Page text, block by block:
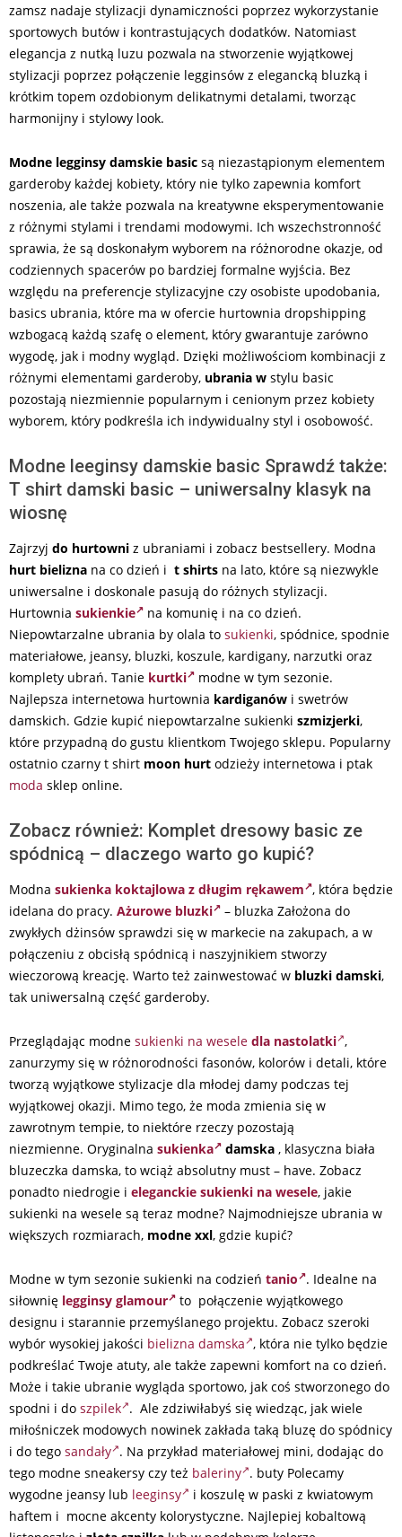
zamsz nadaje stylizacji dynamiczności poprzez wykorzystanie
sportowych butów i kontrastujących dodatków. Natomiast
elegancja z nutką luzu pozwala na stworzenie wyjątkowej
stylizacji poprzez połączenie legginsów z elegancką bluzką i
krótkim topem ozdobionym delikatnymi detalami, tworząc
harmonijny i stylowy look.
Modne legginsy damskie basic są niezastąpionym elementem
garderoby każdej kobiety, który nie tylko zapewnia komfort
noszenia, ale także pozwala na kreatywne eksperymentowanie
z różnymi stylami i trendami modowymi. Ich wszechstronność
sprawia, że są doskonałym wyborem na różnorodne okazje, od
codziennych spacerów po bardziej formalne wyjścia. Bez
względu na preferencje stylizacyjne czy osobiste upodobania,
basics ubrania, które ma w ofercie hurtownia dropshipping
wzbogacą każdą szafę o element, który gwarantuje zarówno
wygodę, jak i modny wygląd. Dzięki możliwościom kombinacji z
różnymi elementami garderoby, ubrania w stylu basic
pozostają niezmiennie popularnym i cenionym przez kobiety
wyborem, który podkreśla ich indywidualny styl i osobowość.
Modne leeginsy damskie basic Sprawdź także:
T shirt damski basic – uniwersalny klasyk na
wiosnę
Zajrzyj do hurtowni z ubraniami i zobacz bestsellery. Modna
hurt bielizna na co dzień i t shirts na lato, które są niezwykle
uniwersalne i doskonale pasują do różnych stylizacji.
Hurtownia sukienkie
na komunię i na co dzień.
Niepowtarzalne ubrania by olala to sukienki, spódnice, spodnie
materiałowe, jeansy, bluzki, koszule, kardigany, narzutki oraz
komplety ubrań. Tanie kurtki
modne w tym sezonie.
Najlepsza internetowa hurtownia kardiganów i swetrów
damskich. Gdzie kupić niepowtarzalne sukienki szmizjerki,
które przypadną do gustu klientkom Twojego sklepu. Popularny
ostatnio czarny t shirt moon hurt odzieży internetowa i ptak
moda sklep online.
Zobacz również: Komplet dresowy basic ze
spódnicą – dlaczego warto go kupić?
Modna sukienka koktajlowa z długim rękawem , która będzie
idelana do pracy. Ażurowe bluzki
– bluzka Założona do
zwykłych dżinsów sprawdzi się w markecie na zakupach, a w
połączeniu z obcisłą spódnicą i naszyjnikiem stworzy
wieczorową kreację. Warto też zainwestować w bluzki damski,
tak uniwersalną część garderoby.
Przeglądając modne sukienki na wesele dla nastolatki ,
zanurzymy się w różnorodności fasonów, kolorów i detali, które
tworzą wyjątkowe stylizacje dla młodej damy podczas tej
wyjątkowej okazji. Mimo tego, że moda zmienia się w
zawrotnym tempie, to niektóre rzeczy pozostają
niezmienne. Oryginalna sukienka damska , klasyczna biała
bluzeczka damska, to wciąż absolutny must – have. Zobacz
ponadto niedrogie i eleganckie sukienki na wesele, jakie
sukienki na wesele są teraz modne? Najmodniejsze ubrania w
większych rozmiarach, modne xxl, gdzie kupić?
Modne w tym sezonie sukienki na codzień tanio . Idealne na
siłownię legginsy glamour
to połączenie wyjątkowego
designu i starannie przemyślanego projektu. Zobacz szeroki
wybór wysokiej jakości bielizna damska , która nie tylko będzie
podkreślać Twoje atuty, ale także zapewni komfort na co dzień.
Może i takie ubranie wygląda sportowo, jak coś stworzonego do
spodni i do szpilek . Ale zdziwiłabyś się wiedząc, jak wiele
miłośniczek modowych nowinek zakłada taką bluzę do spódnicy
i do tego sandały . Na przykład materiałowej mini, dodając do
tego modne sneakersy czy też baleriny . buty Polecamy
wygodne jeansy lub leeginsy
i koszulę w paski z kwiatowym
haftem i mocne akcenty kolorystyczne. Najlepiej kobaltową